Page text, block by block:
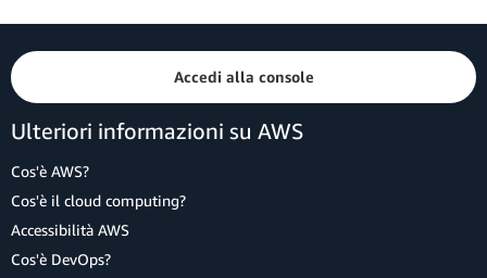
Accedi alla console
Ulteriori informazioni su AWS
Cos'è AWS?
Cos'è il cloud computing?
Accessibilità AWS
Cos'è DevOps?